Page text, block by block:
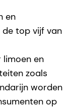
en
top vijf van
en
zoals
worden
op